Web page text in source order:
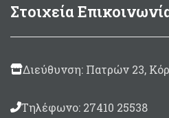
Στοιχεία
Διεύθυνση: Πατρών 23,
Τηλέφωνο: 27410 25538